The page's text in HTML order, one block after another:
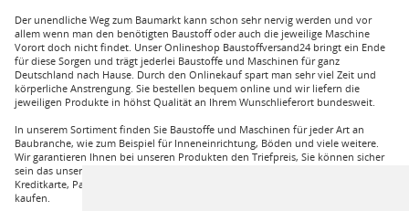
Der unendliche Weg zum Baumarkt kann schon sehr nervig werden und vor
allem wenn man den benötigten Baustoff oder auch die jeweilige Maschine
Vorort doch nicht findet. Unser Onlineshop Baustoffversand24 bringt ein Ende
für diese Sorgen und trägt jederlei Baustoffe und Maschinen für ganz
Deutschland nach Hause. Durch den Onlinekauf spart man sehr viel Zeit und
körperliche Anstrengung. Sie bestellen bequem online und wir liefern die
jeweiligen Produkte in höhst Qualität an Ihrem Wunschlieferort bundesweit.
In unserem Sortiment finden Sie Baustoffe und Maschinen für jeder Art an
Baubranche, wie zum Beispiel für Inneneinrichtung, Böden und viele weitere.
Wir garantieren Ihnen bei unseren Produkten den Triefpreis, Sie können sicher
sein das unsere Preisangebote die besten sind. Sie können bei uns mit
Kreditkarte, Paypal und auch mit Vorkasse bei uns auf Rechnung Baustoffe
kaufen.